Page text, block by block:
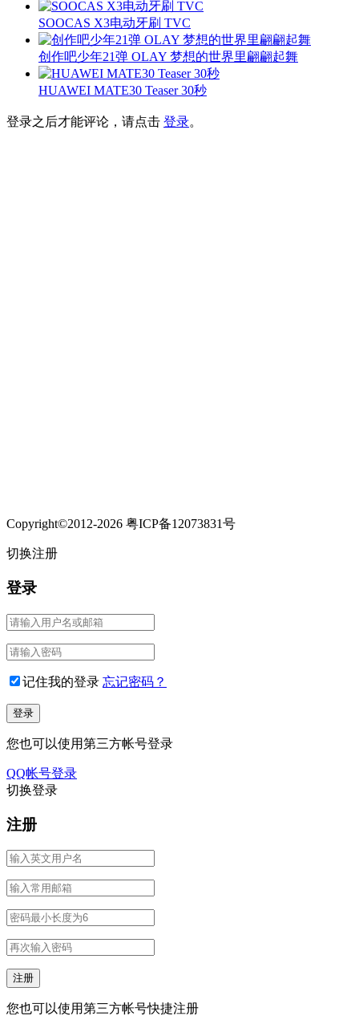
SOOCAS X3电动牙刷 TVC
创作吧少年21弹 OLAY 梦想的世界里翩翩起舞
HUAWEI MATE30 Teaser 30秒
登录之后才能评论，请点击 登录。
Copyright©2012-2026 粤ICP备12073831号
切换注册
登录
记住我的登录 忘记密码？
您也可以使用第三方帐号登录
QQ帐号登录
切换登录
注册
您也可以使用第三方帐号快捷注册